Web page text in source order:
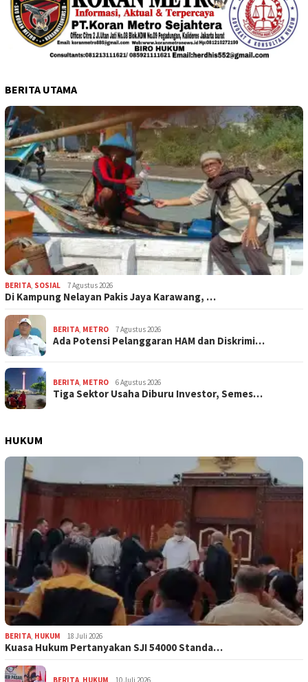
BERITA UTAMA
BERITA, SOSIAL 7 Agustus 2026
Di Kampung Nelayan Pakis Jaya Karawang, …
BERITA, METRO 7 Agustus 2026
Ada Potensi Pelanggaran HAM dan Diskrimi…
BERITA, METRO 6 Agustus 2026
Tiga Sektor Usaha Diburu Investor, Semes…
HUKUM
BERITA, HUKUM 18 Juli 2026
Kuasa Hukum Pertanyakan SJI 54000 Standa…
BERITA HUKUM 10 Juli 2026